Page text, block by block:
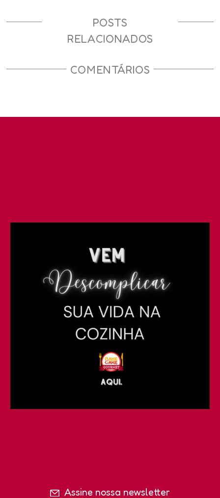
POSTS
RELACIONADOS
COMENTÁRIOS
Assine nossa newsletter